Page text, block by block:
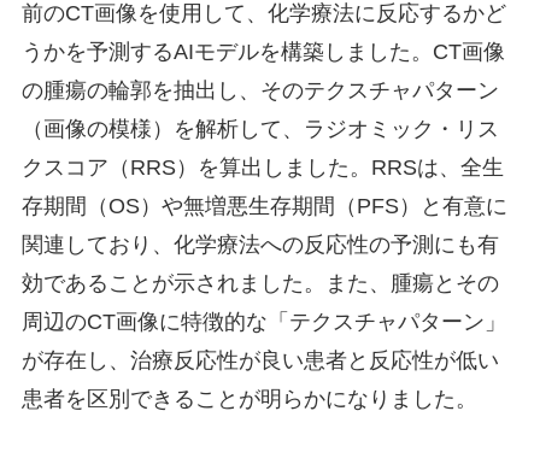
前のCT画像を使用して、化学療法に反応するかど
うかを予測するAIモデルを構築しました。CT画像
の腫瘍の輪郭を抽出し、そのテクスチャパターン
（画像の模様）を解析して、ラジオミック・リス
クスコア（RRS）を算出しました。RRSは、全生
存期間（OS）や無増悪生存期間（PFS）と有意に
関連しており、化学療法への反応性の予測にも有
効であることが示されました。また、腫瘍とその
周辺のCT画像に特徴的な「テクスチャパターン」
が存在し、治療反応性が良い患者と反応性が低い
患者を区別できることが明らかになりました。